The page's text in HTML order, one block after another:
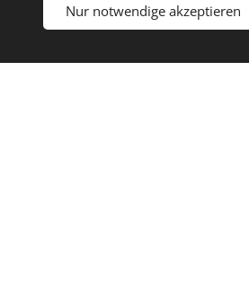
Nur notwendige akzeptieren